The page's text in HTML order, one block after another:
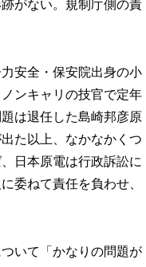
がない。規制庁側の責
安全・保安院出身の小
ンキャリの技官で定年
は退任した島崎邦彦原
た以上、なかなかくつ
日本原電は行政訴訟に
委ねて責任を負わせ、
いて「かなりの問題が